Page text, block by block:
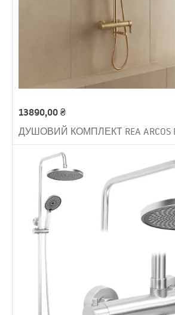
13890,00₴
ДУШОВИЙ КОМПЛЕКТ REA ARCOS